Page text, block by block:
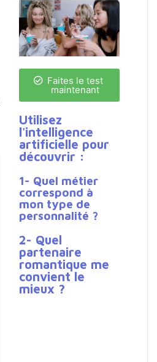
Faites le test
maintenant
Utilisez
l'intelligence
artificielle pour
découvrir :
1- Quel métier
correspond à
mon type de
personnalité ?
2- Quel
partenaire
romantique me
convient le
mieux ?